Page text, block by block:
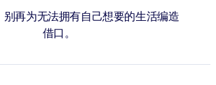
别再为无法拥有自己想要的生活编造
借口。